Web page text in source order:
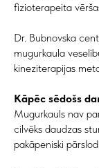
fizioterapeita
Dr. Bubnovska
mugurkaula
kineziterapijas
Kāpēc sēdošs
Mugurkauls nav
cilvēks daudzas
pakāpeniski